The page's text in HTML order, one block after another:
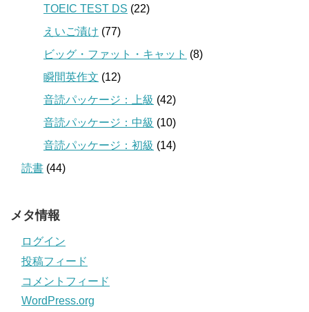
TOEIC TEST DS (22)
えいご漬け (77)
ビッグ・ファット・キャット (8)
瞬間英作文 (12)
音読パッケージ：上級 (42)
音読パッケージ：中級 (10)
音読パッケージ：初級 (14)
読書 (44)
メタ情報
ログイン
投稿フィード
コメントフィード
WordPress.org